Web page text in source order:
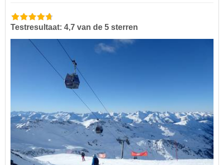
Testresultaat: 4,7 van de 5 sterren